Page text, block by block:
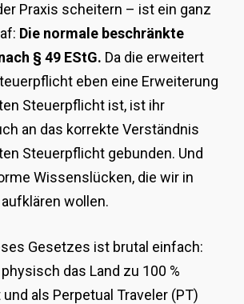
Praxis scheitern – ist ein ganz
Die normale beschränkte
§ 49 EStG. Da die erweitert
eben eine Erweiterung
Steuerpflicht ist, ist ihr
an das korrekte Verständnis
Steuerpflicht gebunden. Und
Wissenslücken, die wir in
wollen.
Gesetzes ist brutal einfach:
das Land zu 100 %
als Perpetual Traveler (PT)